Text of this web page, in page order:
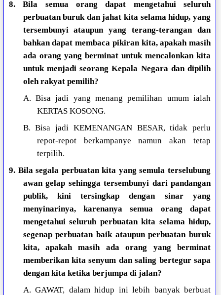
8. Bila semua orang dapat mengetahui seluruh
perbuatan buruk dan jahat kita selama hidup, yang
tersembunyi ataupun yang terang-terangan dan
bahkan dapat membaca pikiran kita, apakah masih
ada orang yang berminat untuk mencalonkan kita
untuk menjadi seorang Kepala Negara dan dipilih
oleh rakyat pemilih?
A. Bisa jadi yang menang pemilihan umum ialah
KERTAS KOSONG.
B. Bisa jadi KEMENANGAN BESAR, tidak perlu
repot-repot berkampanye namun akan tetap
terpilih.
9. Bila segala perbuatan kita yang semula terselubung
awan gelap sehingga tersembunyi dari pandangan
publik, kini tersingkap dengan sinar yang
menyinarinya, karenanya semua orang dapat
mengetahui seluruh perbuatan kita selama hidup,
segenap perbuatan baik ataupun perbuatan buruk
kita, apakah masih ada orang yang berminat
memberikan kita senyum dan saling bertegur sapa
dengan kita ketika berjumpa di jalan?
A. GAWAT, dalam hidup ini lebih banyak berbuat